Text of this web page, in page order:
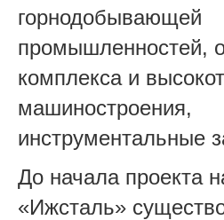
горнодобывающей
промышленностей,
комплекса и
машиностроения,
инструментальные
До начала проекта
«Ижсталь»